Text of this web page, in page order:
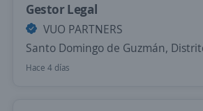
Gestor Legal
VUO PARTNERS
Santo Domingo de Guzmán,
Hace 4 días